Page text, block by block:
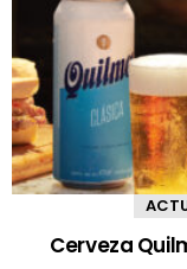
Cerveza